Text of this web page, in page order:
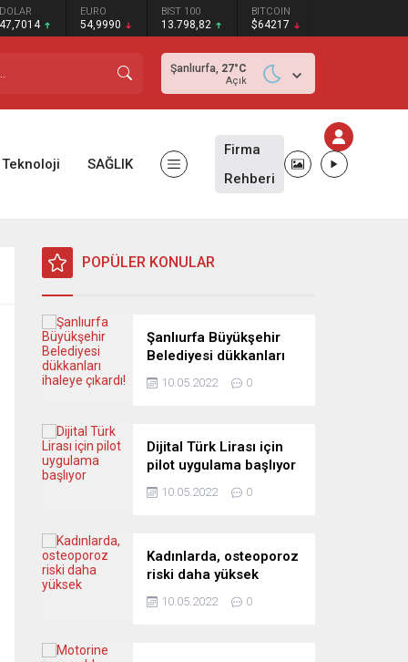
DOLAR
47,7014
EURO
54,9990
BIST 100
13.798,82
BITCOIN
$64217
Şanlıurfa, 27°C
Açık
Teknoloji SAĞLIK
Firma
Rehberi
POPÜLER KONULAR
Şanlıurfa Büyükşehir
Belediyesi dükkanları
ihaleye çıkardı!
10.05.2022 0
Dijital Türk Lirası için
pilot uygulama başlıyor
10.05.2022 0
Kadınlarda, osteoporoz
riski daha yüksek
10.05.2022 0